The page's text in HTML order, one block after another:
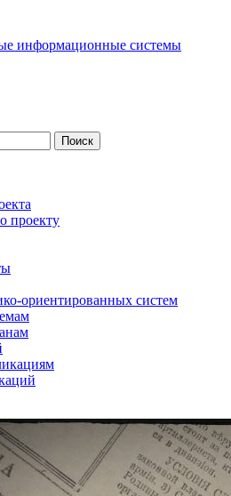
информационные системы
проекту
ориентированных систем